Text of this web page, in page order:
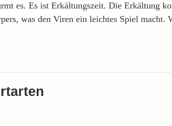
es. Es ist Erkältungszeit. Die Erkältung
was den Viren ein leichtes Spiel macht.